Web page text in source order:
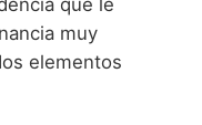
muy
elementos